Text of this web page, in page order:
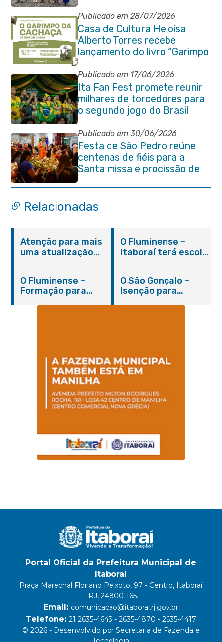
Publicado em 28/07/2026
Casa de Cultura Heloísa
Alberto Torres recebe
lançamento do livro “Garimpo
da Cachaça”
Publicado em 17/06/2026
Ita Fan Fest promete reunir
milhares de torcedores para
o segundo jogo do Brasil
Publicado em 30/06/2026
Festa de São Pedro reúne
centenas de fiéis para a
Santa missa e procissão de
encerramento e shows
Relacionadas
Atenção para mais
uma atualização
em Itaboraí (24/05)
O Fluminense –
Itaboraí terá escola
março
O Fluminense –
Formação para
O São Gonçalo –
Isenção para
Portal Oficial da Prefeitura Municipal de
Itaboraí
Praça Marechal Floriano Peixoto, 97 - Centro, Itaboraí
- RJ, 24800-165.
Email: comunicacao@itaborai.rj.gov.br
Telefone: 21 2635-4643 - 2635-4870 - 2635-4417
© 2026 - Desenvolvido por Secretaria de Fazenda e